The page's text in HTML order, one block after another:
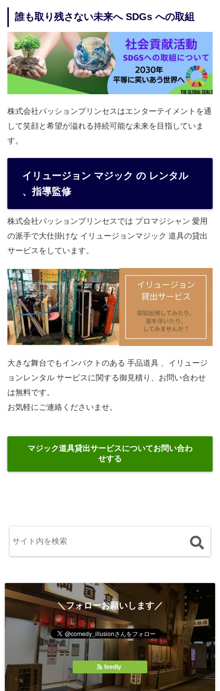
誰も取り残さない未来へ SDGs への取組
株式会社パッションプリンセスはエンターテイメントを通
して笑顔と希望が溢れる持続可能な未来を目指していま
す。
イリュージョン マジック の レンタル
、指導監修
株式会社パッションプリンセスでは プロマジシャン 愛用
の派手で大仕掛けな イリュージョンマジック 道具の貸出
サービスをしています。
大きな舞台でもインパクトのある 手品道具 、イリュージ
ョンレンタル サービスに関する御見積り、お問い合わせ
は無料です。
お気軽にご連絡くださいませ。
マジック道具貸出サービスについてお問い合わ
せする
＼フォローお願いします／
feedly